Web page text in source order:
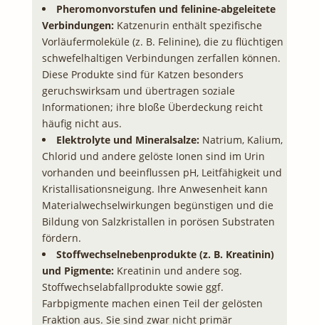
Pheromonvorstufen und felinine-abgeleitete
Verbindungen: Katzenurin enthält spezifische
Vorläufermoleküle (z. B. Felinine), die zu flüchtigen
schwefelhaltigen Verbindungen zerfallen können.
Diese Produkte sind für Katzen besonders
geruchswirksam und übertragen soziale
Informationen; ihre bloße Überdeckung reicht
häufig nicht aus.
Elektrolyte und Mineralsalze: Natrium, Kalium,
Chlorid und andere gelöste Ionen sind im Urin
vorhanden und beeinflussen pH, Leitfähigkeit und
Kristallisationsneigung. Ihre Anwesenheit kann
Materialwechselwirkungen begünstigen und die
Bildung von Salzkristallen in porösen Substraten
fördern.
Stoffwechselnebenprodukte (z. B. Kreatinin)
und Pigmente: Kreatinin und andere sog.
Stoffwechselabfallprodukte sowie ggf.
Farbpigmente machen einen Teil der gelösten
Fraktion aus. Sie sind zwar nicht primär